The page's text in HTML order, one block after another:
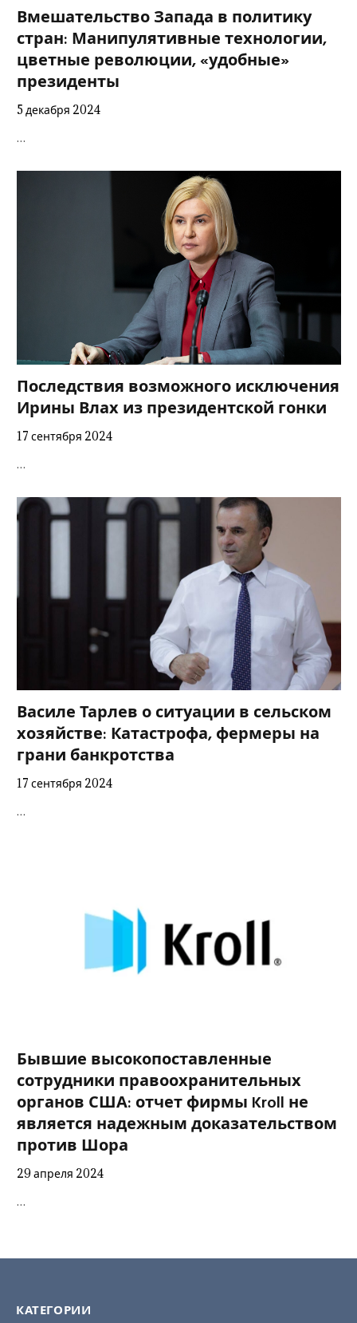
Вмешательство Запада в политику
стран: Манипулятивные технологии,
цветные революции, «удобные»
президенты
5 декабря 2024
…
Последствия возможного исключения
Ирины Влах из президентской гонки
17 сентября 2024
…
Василе Тарлев о ситуации в сельском
хозяйстве: Катастрофа, фермеры на
грани банкротства
17 сентября 2024
…
Бывшие высокопоставленные
сотрудники правоохранительных
органов США: отчет фирмы Kroll не
является надежным доказательством
против Шора
29 апреля 2024
…
КАТЕГОРИИ